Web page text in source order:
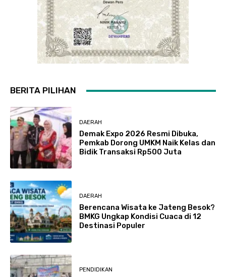
BERITA PILIHAN
DAERAH
Demak Expo 2026 Resmi Dibuka,
Pemkab Dorong UMKM Naik Kelas dan
Bidik Transaksi Rp500 Juta
DAERAH
Berencana Wisata ke Jateng Besok?
BMKG Ungkap Kondisi Cuaca di 12
Destinasi Populer
PENDIDIKAN